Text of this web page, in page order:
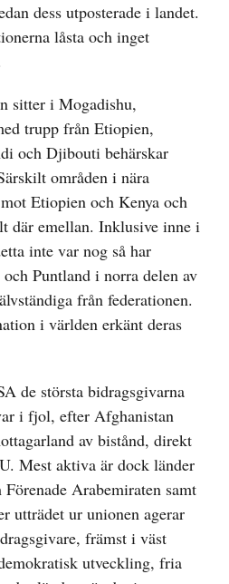
dess utposterade i landet.
låsta och inget
sitter i Mogadishu,
trupp från Etiopien,
och Djibouti behärskar
områden i nära
Etiopien och Kenya och
där emellan. Inklusive inne i
inte var nog så har
Puntland i norra delen av
från federationen.
i världen erkänt deras
de största bidragsgivarna
i fjol, efter Afghanistan
av bistånd, direkt
Mest aktiva är dock länder
Arabemiraten samt
utträdet ur unionen agerar
främst i väst
utveckling, fria